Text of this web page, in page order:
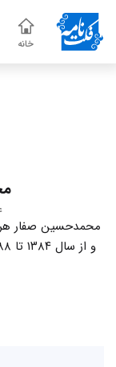
خانه
محمدحسین صفار